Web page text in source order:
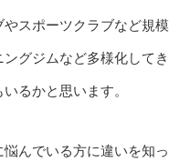
やスポーツクラブなど規
ングジムなど多様化して
るかと思います。
んでいる方に違いを知